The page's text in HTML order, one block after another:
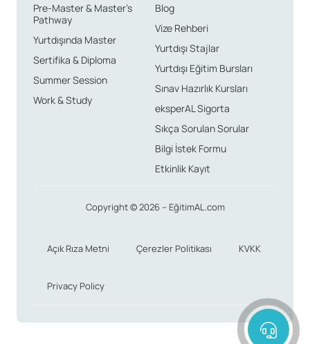
Pre-Master & Master’s
Pathway
Yurtdışında Master
Sertifika & Diploma
Summer Session
Work & Study
Blog
Vize Rehberi
Yurtdışı Stajlar
Yurtdışı Eğitim Bursları
Sınav Hazırlık Kursları
eksperAL Sigorta
Sıkça Sorulan Sorular
Bilgi İstek Formu
Etkinlik Kayıt
Copyright © 2026 – EğitimAL.com
Açık Rıza Metni Çerezler Politikası KVKK
Privacy Policy